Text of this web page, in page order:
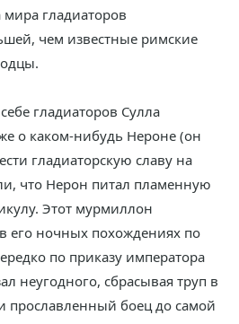
гладиаторов
чем известные римские
гладиаторов Сулла
о каком-нибудь Нероне (он
гладиаторскую славу на
что Нерон питал пламенную
Этот мурмиллон
его ночных похождениях по
по приказу императора
неугодного, сбрасывая труп в
прославленный боец до самой